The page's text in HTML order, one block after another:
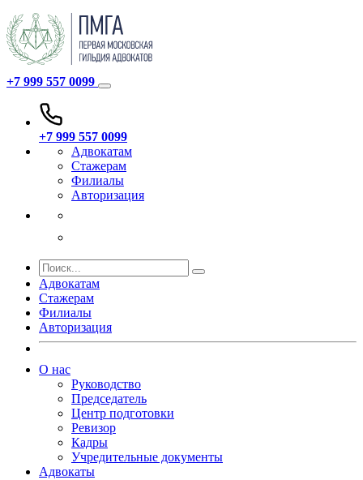
+7 999 557 0099
+7 999 557 0099
Адвокатам
Стажерам
Филиалы
Авторизация
Адвокатам
Стажерам
Филиалы
Авторизация
О нас
Руководство
Председатель
Центр подготовки
Ревизор
Кадры
Учредительные документы
Адвокаты